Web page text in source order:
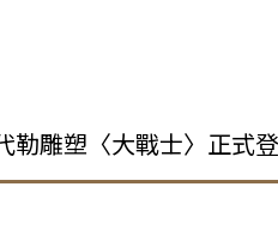
勒雕塑〈大戰士〉正式